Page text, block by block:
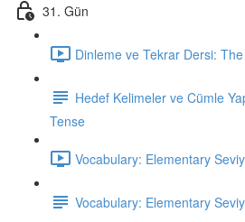
31. Gün
Dinleme ve Tekrar Dersi:
Hedef Kelimeler ve Cümle
Tense
Vocabulary: Elementary
Vocabulary: Elementary